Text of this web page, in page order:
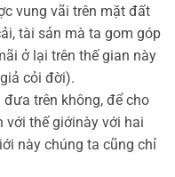
vung vãi trên mặt đất
tài sản mà ta gom góp
ở lại trên thế gian này
cỏi đời).
trên không, để cho
với thế giớinày với hai
này chúng ta cũng chỉ